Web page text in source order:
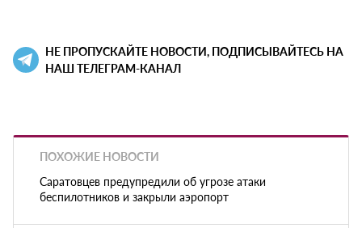
НЕ ПРОПУСКАЙТЕ НОВОСТИ, ПОДПИСЫВАЙТЕСЬ НА
НАШ ТЕЛЕГРАМ-КАНАЛ
ПОХОЖИЕ НОВОСТИ
Саратовцев предупредили об угрозе атаки
беспилотников и закрыли аэропорт